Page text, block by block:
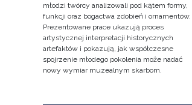
młodzi twórcy analizowali pod kątem formy,
funkcji oraz bogactwa zdobień i ornamentów.
Prezentowane prace ukazują proces
artystycznej interpretacji historycznych
artefaktów i pokazują, jak współczesne
spojrzenie młodego pokolenia może nadać
nowy wymiar muzealnym skarbom.